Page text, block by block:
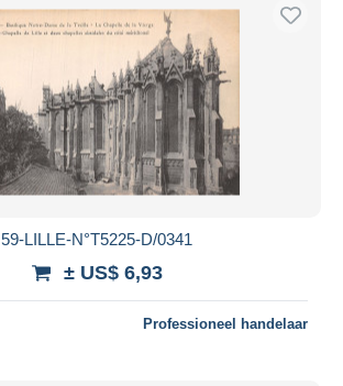
59-LILLE-N°T5225-D/0341
± US$ 6,93
Professioneel handelaar